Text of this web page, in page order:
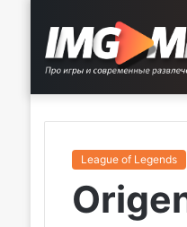
League of Legends